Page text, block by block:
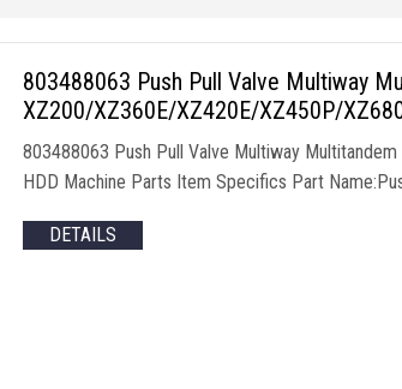
803488063 Push Pull Valve Multiway
XZ200/XZ360E/XZ420E/XZ450P/
803488063 Push Pull Valve Multiway
HDD Machine Parts Item Specifics Part Name:
DETAILS